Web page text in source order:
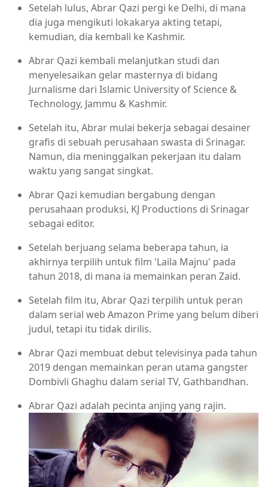
Setelah lulus, Abrar Qazi pergi ke Delhi, di mana
dia juga mengikuti lokakarya akting tetapi,
kemudian, dia kembali ke Kashmir.
Abrar Qazi kembali melanjutkan studi dan
menyelesaikan gelar masternya di bidang
Jurnalisme dari Islamic University of Science &
Technology, Jammu & Kashmir.
Setelah itu, Abrar mulai bekerja sebagai desainer
grafis di sebuah perusahaan swasta di Srinagar.
Namun, dia meninggalkan pekerjaan itu dalam
waktu yang sangat singkat.
Abrar Qazi kemudian bergabung dengan
perusahaan produksi, KJ Productions di Srinagar
sebagai editor.
Setelah berjuang selama beberapa tahun, ia
akhirnya terpilih untuk film 'Laila Majnu' pada
tahun 2018, di mana ia memainkan peran Zaid.
Setelah film itu, Abrar Qazi terpilih untuk peran
dalam serial web Amazon Prime yang belum diberi
judul, tetapi itu tidak dirilis.
Abrar Qazi membuat debut televisinya pada tahun
2019 dengan memainkan peran utama gangster
Dombivli Ghaghu dalam serial TV, Gathbandhan.
Abrar Qazi adalah pecinta anjing yang rajin.